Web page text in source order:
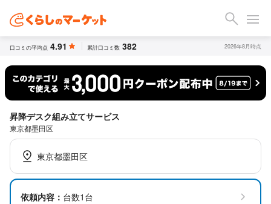
口コミの平均点 4.91 累計口コミ数 382 2026年8月時点
昇降デスク組み立てサービス
東京都墨田区
東京都墨田区
依頼内容： 台数1台